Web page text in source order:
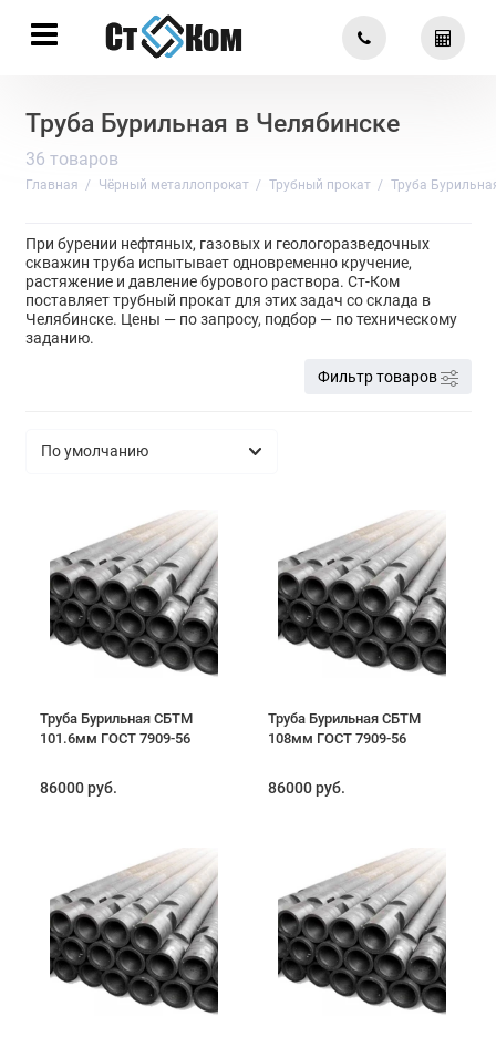
Труба Бурильная в Челябинске
36 товаров
Главная Чёрный металлопрокат Трубный прокат Труба
При бурении нефтяных, газовых и геологоразведочных
скважин труба испытывает одновременно кручение,
растяжение и давление бурового раствора. Ст-Ком
поставляет трубный прокат для этих задач со склада в
Челябинске. Цены — по запросу, подбор — по техническому
заданию.
Фильтр товаров
Труба Бурильная СБТМ
101.6мм ГОСТ 7909-56
86000 руб.
Труба Бурильная СБТМ
108мм ГОСТ 7909-56
86000 руб.